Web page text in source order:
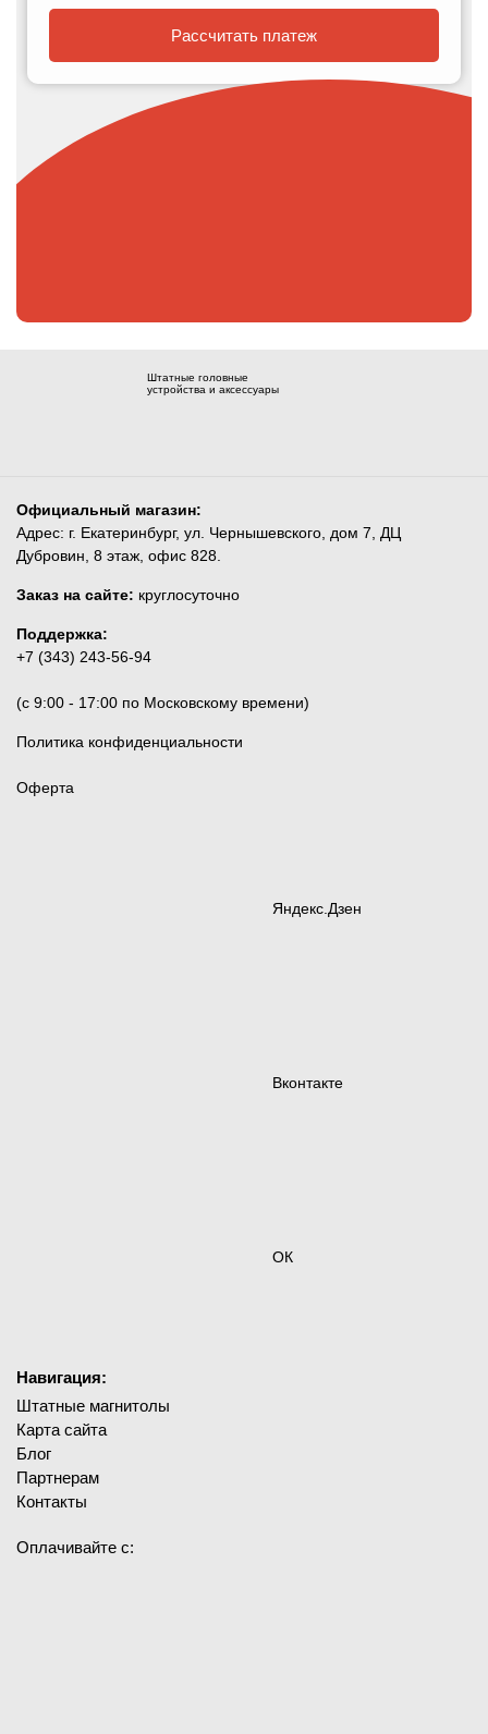
Рассчитать платеж
Штатные головные
устройства и аксессуары
Официальный магазин:
Адрес: г. Екатеринбург, ул. Чернышевского, дом 7, ДЦ
Дубровин, 8 этаж, офис 828.
Заказ на сайте: круглосуточно
Поддержка:
+7 (343) 243-56-94
(c 9:00 - 17:00 по Московскому времени)
Политика конфиденциальности
Оферта
Яндекс.Дзен
Вконтакте
ОК
Навигация:
Штатные магнитолы
Карта сайта
Блог
Партнерам
Контакты
Оплачивайте с: